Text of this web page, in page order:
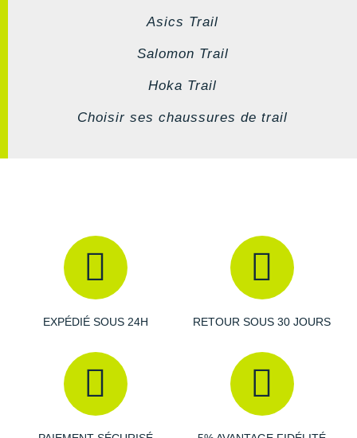
Asics Trail
Salomon Trail
Hoka Trail
Choisir ses chaussures de trail
EXPÉDIÉ SOUS 24H RETOUR SOUS 30 JOURS